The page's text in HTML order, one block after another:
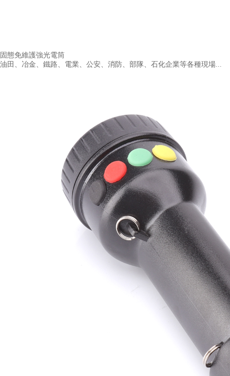
固態免維護強光電筒
油田、冶金、鐵路、電業、公安、消防、部隊、石化企業等各種現場...